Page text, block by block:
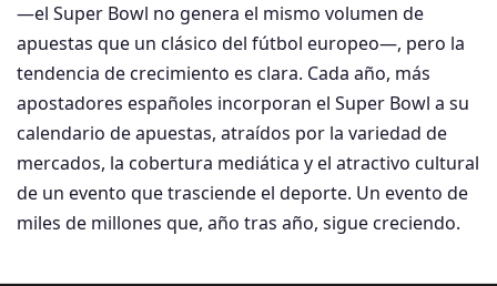
—el Super Bowl no genera el mismo volumen de
apuestas que un clásico del fútbol europeo—, pero la
tendencia de crecimiento es clara. Cada año, más
apostadores españoles incorporan el Super Bowl a su
calendario de apuestas, atraídos por la variedad de
mercados, la cobertura mediática y el atractivo cultural
de un evento que trasciende el deporte. Un evento de
miles de millones que, año tras año, sigue creciendo.